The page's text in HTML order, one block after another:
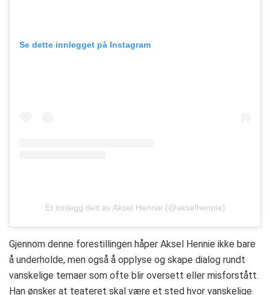
Se dette innlegget på Instagram
Et innlegg delt av Aksel Hennie (@akselhennie)
Gjennom denne forestillingen håper Aksel Hennie ikke bare
å underholde, men også å opplyse og skape dialog rundt
vanskelige temaer som ofte blir oversett eller misforstått.
Han ønsker at teateret skal være et sted hvor vanskelige